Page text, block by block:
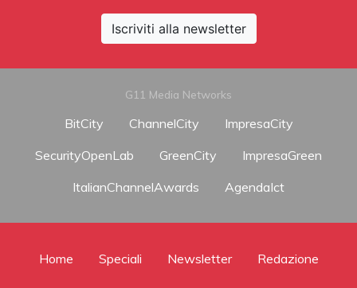
Iscriviti alla newsletter
G11 Media Networks
BitCity ChannelCity
ImpresaCity
SecurityOpenLab
GreenCity
ImpresaGreen
ItalianChannelAwards
AgendaIct
Home Speciali Newsletter Redazione